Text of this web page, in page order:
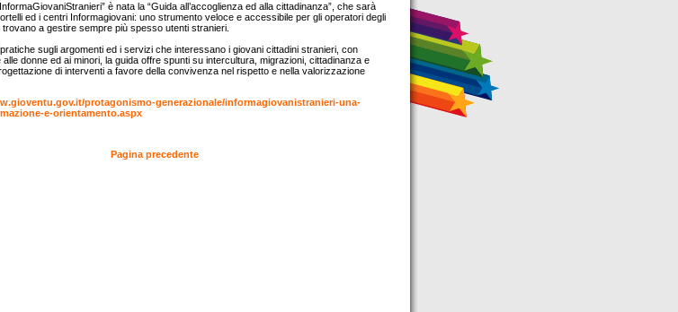
è nata la “Guida all’accoglienza ed alla cittadinanza”, che sarà
ed i centri Informagiovani: uno strumento veloce e accessibile per gli operatori degli
a gestire sempre più spesso utenti stranieri.
sugli argomenti ed i servizi che interessano i giovani cittadini stranieri, con
donne ed ai minori, la guida offre spunti su intercultura, migrazioni, cittadinanza e
di interventi a favore della convivenza nel rispetto e nella valorizzazione
protagonismo-generazionale/informagiovanistranieri-una-
e-orientamento.aspx
Pagina precedente